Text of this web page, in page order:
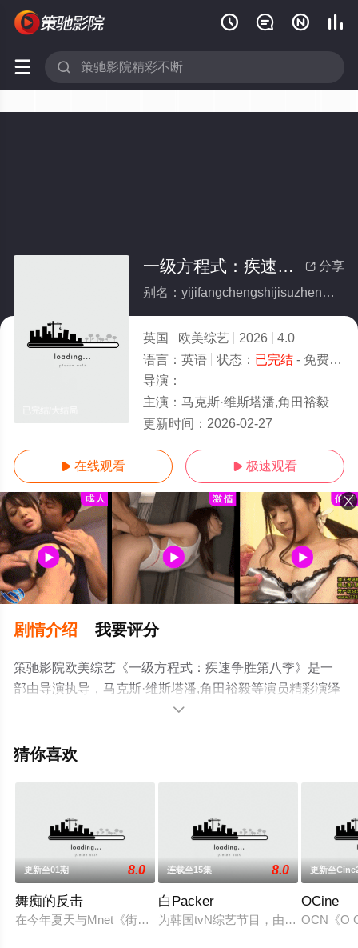
   
 
 分享
一级方程式：疾速争胜第八季(全集)
别名：yijifangchengshijisuzhengshengdibaji
英国 欧美综艺 2026
4.0
语言： 英语 状态： 已完结- 免费在线观看
导演：
主演： 马克斯·维斯塔潘,角田裕毅
更新时间： 2026-02-27
 在线观看  极速观看
剧情介绍 我要评分
策驰影院欧美综艺《一级方程式：疾速争胜第八季》是一
部由导演执导，马克斯·维斯塔潘,角田裕毅等演员精彩演绎
的英国综艺，大结局剧情已揭晓（已完结），手机免费观
信息可移步至豆瓣综艺、电视猫或剧情网等平台了解。

猜你喜欢
更新至01期 8.0
舞痴的反击
在今年夏天与Mnet《街头男战士》见面之前，将首先播出为了
连载至15集 8.0
白Packer
为韩国tvN综艺节目，由白种元、吴
更新至
OCine
OCN《O